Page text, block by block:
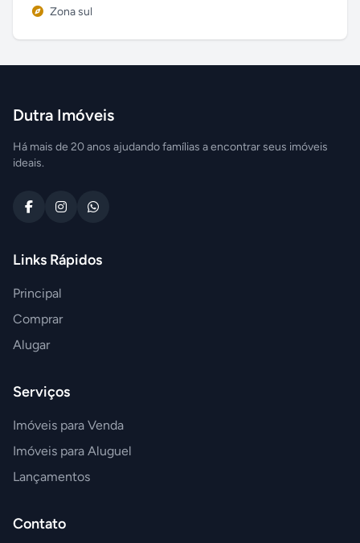
Zona sul
Dutra Imóveis
Há mais de 20 anos ajudando famílias a encontrar seus imóveis
ideais.
Links Rápidos
Principal
Comprar
Alugar
Serviços
Imóveis para Venda
Imóveis para Aluguel
Lançamentos
Contato